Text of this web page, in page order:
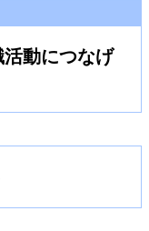
動につなげ